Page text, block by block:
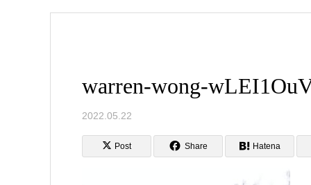
warren-wong-
2022.05.22
Post Share Hatena